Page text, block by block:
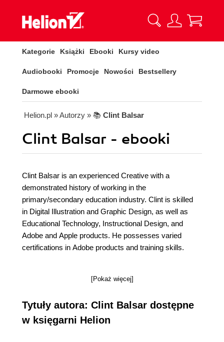
Kategorie Książki Ebooki Kursy video
Audiobooki Promocje Nowości Bestsellery
Darmowe ebooki
Helion.pl » Autorzy » 📚 Clint Balsar
Clint Balsar - ebooki
Clint Balsar is an experienced Creative with a
demonstrated history of working in the
primary/secondary education industry. Clint is skilled
in Digital Illustration and Graphic Design, as well as
Educational Technology, Instructional Design, and
Adobe and Apple products. He possesses varied
certifications in Adobe products and training skills.
[Pokaż więcej]
Tytuły autora: Clint Balsar dostępne
w księgarni Helion